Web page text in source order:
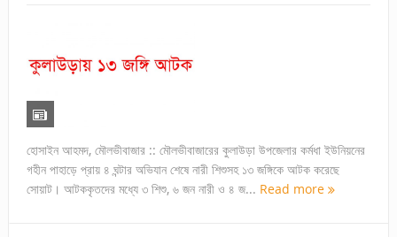
হোসাইন আহমদ, মৌলভীবাজার :: মৌলভীবাজারের কুলাউড়া উপজেলার কর্মধা ইউনিয়নের
গহীন পাহাড়ে প্রায় ৪ ঘন্টার অভিযান শেষে নারী শিশুসহ ১৩ জঙ্গিকে আটক করেছে
সোয়াট। আটককৃতদের মধ্যে ৩ শিশু, ৬ জন নারী ও ৪ জ... Read more